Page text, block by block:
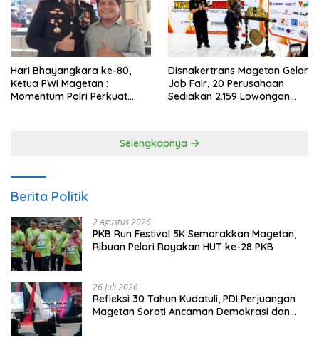
Hari Bhayangkara ke-80,
Ketua PWI Magetan :
Momentum Polri Perkuat
Disnakertrans Magetan Gelar
Job Fair, 20 Perusahaan
Sediakan 2.159 Lowongan
Selengkapnya
Berita Politik
2 Agustus 2026
PKB Run Festival 5K Semarakkan Magetan,
Ribuan Pelari Rayakan HUT ke-28 PKB
26 Juli 2026
Refleksi 30 Tahun Kudatuli, PDI Perjuangan
Magetan Soroti Ancaman Demokrasi dan